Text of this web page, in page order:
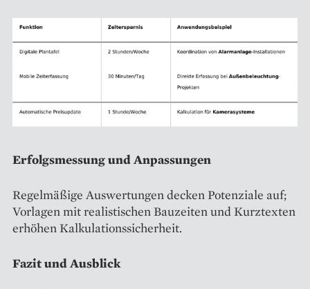
Erfolgsmessung und Anpassungen
Regelmäßige Auswertungen decken Potenziale auf;
Vorlagen mit realistischen Bauzeiten und Kurztexten
erhöhen Kalkulationssicherheit.
Fazit und Ausblick